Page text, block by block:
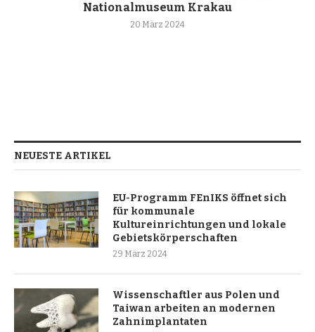
Nationalmuseum Krakau
20 März 2024
NEUESTE ARTIKEL
EU-Programm FEnIKS öffnet sich
für kommunale
Kultureinrichtungen und lokale
Gebietskörperschaften
29 März 2024
Wissenschaftler aus Polen und
Taiwan arbeiten an modernen
Zahnimplantaten